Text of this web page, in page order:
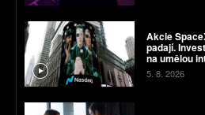
Akcie
padají.
na umělou
5. 8. 2026